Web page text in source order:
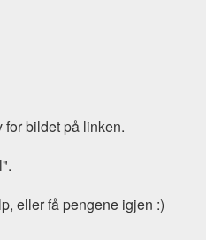
bildet på linken.
eller få pengene igjen :)